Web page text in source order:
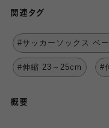
関連タグ
#サッカーソックス ベ
#伸縮 23～25cm #
概要